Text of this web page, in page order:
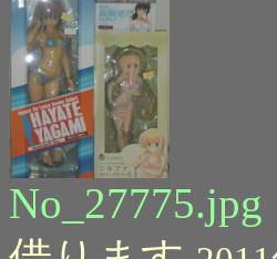
No_27775.jpg